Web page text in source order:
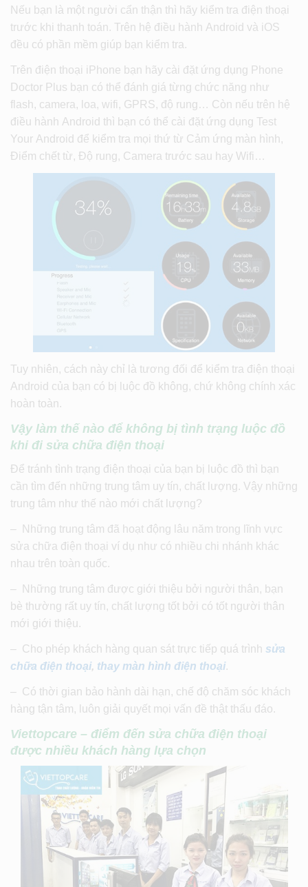
Nếu bạn là một người cẩn thận thì hãy kiểm tra điện thoại
trước khi thanh toán. Trên hệ điều hành Android và iOS
đều có phần mềm giúp bạn kiểm tra.
Trên điện thoại iPhone bạn hãy cài đặt ứng dụng Phone
Doctor Plus bạn có thể đánh giá từng chức năng như
flash, camera, loa, wifi, GPRS, độ rung… Còn nếu trên hệ
điều hành Android thì bạn có thể cài đặt ứng dụng Test
Your Android để kiểm tra mọi thứ từ Cảm ứng màn hình,
Điểm chết từ, Độ rung, Camera trước sau hay Wifi…
Tuy nhiên, cách này chỉ là tương đối để kiểm tra điện thoại
Android của bạn có bị luộc đồ không, chứ không chính xác
hoàn toàn.
Vậy làm thế nào để không bị tình trạng luộc đồ
khi đi sửa chữa điện thoại
Để tránh tình trạng điện thoại của bạn bị luộc đồ thì bạn
cần tìm đến những trung tâm uy tín, chất lượng. Vậy những
trung tâm như thế nào mới chất lượng?
– Những trung tâm đã hoạt động lâu năm trong lĩnh vực
sửa chữa điện thoại ví dụ như có nhiều chi nhánh khác
nhau trên toàn quốc.
– Những trung tâm được giới thiệu bởi người thân, bạn
bè thường rất uy tín, chất lượng tốt bởi có tốt người thân
mới giới thiệu.
– Cho phép khách hàng quan sát trực tiếp quá trình sửa
chữa điện thoại, thay màn hình điện thoại.
– Có thời gian bảo hành dài hạn, chế độ chăm sóc khách
hàng tận tâm, luôn giải quyết mọi vấn đề thật thấu đáo.
Viettopcare – điểm đến sửa chữa điện thoại
được nhiều khách hàng lựa chọn